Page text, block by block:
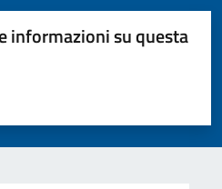
informazioni su questa
su 5
5